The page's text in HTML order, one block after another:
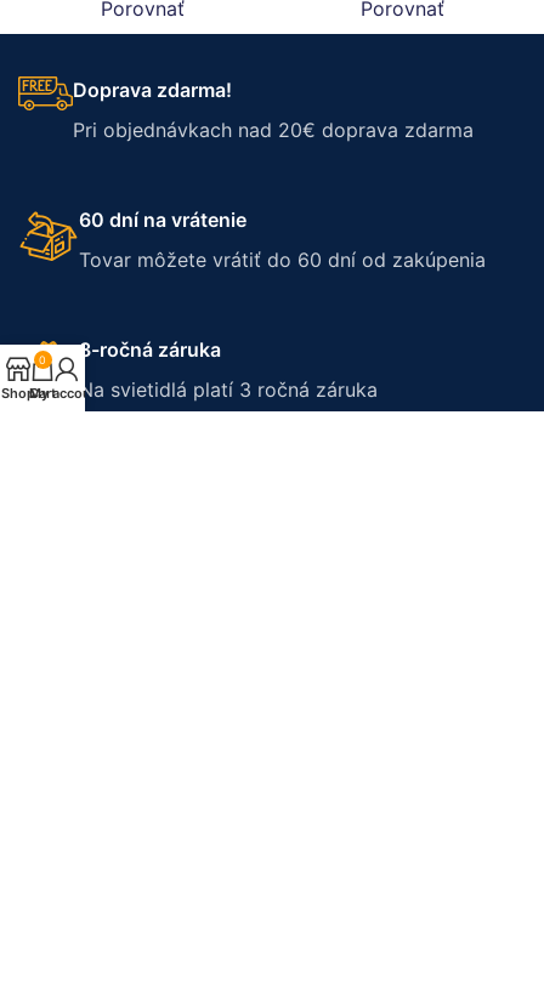
Porovnať
Porovnať
Doprava zdarma!
Pri objednávkach nad 20€ doprava zdarma
60 dní na vrátenie
Tovar môžete vrátiť do 60 dní od zakúpenia
3-ročná záruka
Na svietidlá platí 3 ročná záruka
Shop
0
Cart
My account